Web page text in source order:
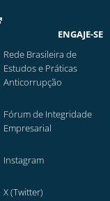
ENGAJE-SE
Rede Brasileira de
Estudos e Práticas
Anticorrupção
Fórum de Integridade
Empresarial
Instagram
X (Twitter)